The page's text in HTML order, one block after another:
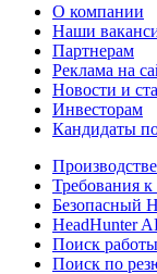
О компании
Наши
Партнерам
Реклама на
Новости и
Инвесторам
Кандидаты
Требования
Безопасный
HeadHunter
Поиск работы
Поиск по